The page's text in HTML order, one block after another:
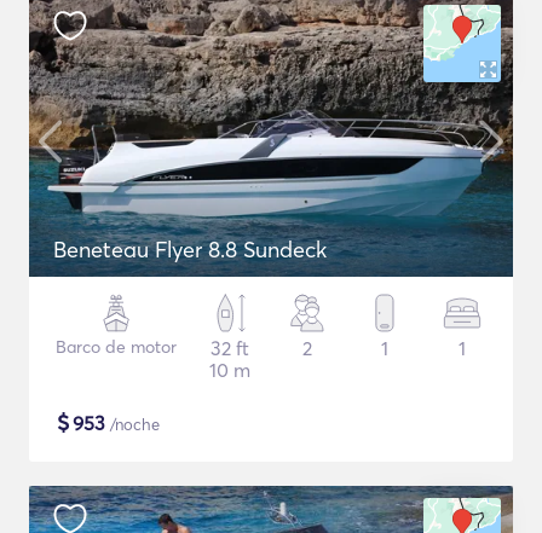
Beneteau Flyer 8.8 Sundeck
Barco de motor
32 ft
10 m
2 1 1
$953 /noche